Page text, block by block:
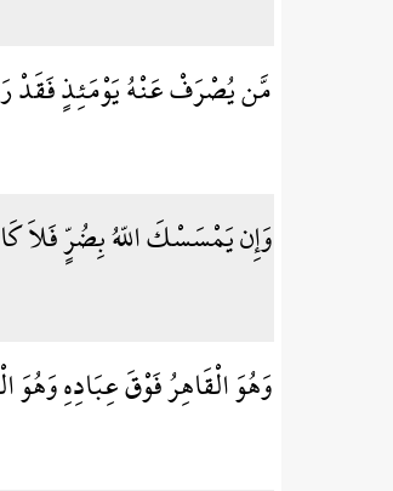
مَّن يُصْرَفْ عَنْهُ يَوْمَئِذٍ فَقَدْ
وَإِن يَمْسَسْكَ اللّهُ بِضُرٍّ
وَهُوَ الْقَاهِرُ فَوْقَ عِبَادِهِ وَهُوَ